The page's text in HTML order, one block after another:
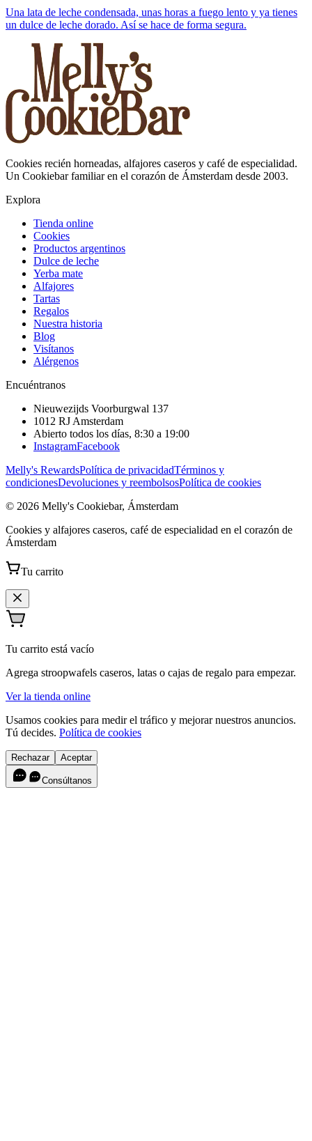
Una lata de leche condensada, unas horas a fuego lento y ya tienes
un dulce de leche dorado. Así se hace de forma segura.
Cookies recién horneadas, alfajores caseros y café de especialidad.
Un Cookiebar familiar en el corazón de Ámsterdam desde 2003.
Explora
Tienda online
Cookies
Productos argentinos
Dulce de leche
Yerba mate
Alfajores
Tartas
Regalos
Nuestra historia
Blog
Visítanos
Alérgenos
Encuéntranos
Nieuwezijds Voorburgwal 137
1012 RJ Amsterdam
Abierto todos los días, 8:30 a 19:00
InstagramFacebook
Melly's RewardsPolítica de privacidadTérminos y
condicionesDevoluciones y reembolsosPolítica de cookies
© 2026 Melly's Cookiebar, Ámsterdam
Cookies y alfajores caseros, café de especialidad en el corazón de
Ámsterdam
Tu carrito
Tu carrito está vacío
Agrega stroopwafels caseros, latas o cajas de regalo para empezar.
Ver la tienda online
Usamos cookies para medir el tráfico y mejorar nuestros anuncios.
Tú decides. Política de cookies
Rechazar Aceptar
Consúltanos